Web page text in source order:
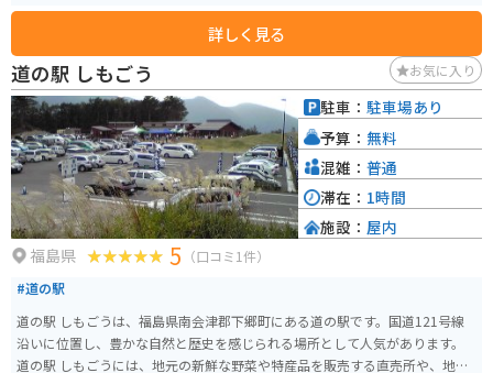
った建物です。
詳しく見る
道の駅 しもごう お気に入り
福島県 5 （口コミ1件）
#道の駅
道の駅 しもごうは、福島県南会津郡下郷町にある道の駅です。国道121号線
沿いに位置し、豊かな自然と歴史を感じられる場所として人気があります。
道の駅 しもごうには、地元の新鮮な野菜や特産品を販売する直売所や、地元
駐車： 駐車場あり
予算： 無料
混雑： 普通
滞在： 1時間
施設： 屋内